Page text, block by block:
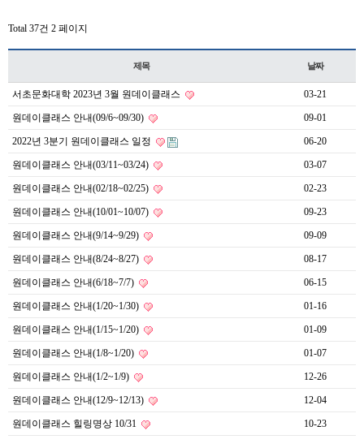
Total 37건 2 페이지
제목 날짜
서초문화대학 2023년 3월 원데이클래스 03-21
원데이클래스 안내(09/6~09/30) 09-01
2022년 3분기 원데이클래스 일정 06-20
원데이클래스 안내(03/11~03/24) 03-07
원데이클래스 안내(02/18~02/25) 02-23
원데이클래스 안내(10/01~10/07) 09-23
원데이클래스 안내(9/14~9/29) 09-09
원데이클래스 안내(8/24~8/27) 08-17
원데이클래스 안내(6/18~7/7) 06-15
원데이클래스 안내(1/20~1/30) 01-16
원데이클래스 안내(1/15~1/20) 01-09
원데이클래스 안내(1/8~1/20) 01-07
원데이클래스 안내(1/2~1/9) 12-26
원데이클래스 안내(12/9~12/13) 12-04
원데이클래스 힐링명상 10/31 10-23